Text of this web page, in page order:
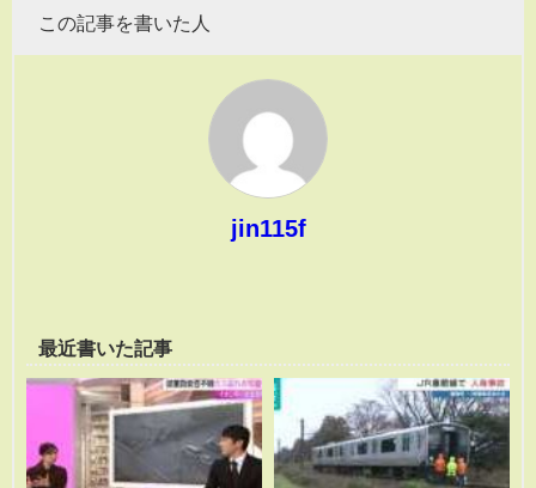
この記事を書いた人
jin115f
最近書いた記事